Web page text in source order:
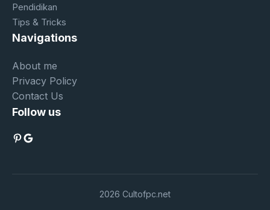
Pendidikan
Tips & Tricks
Navigations
About me
Privacy Policy
Contact Us
Follow us
Pinterest
Google
2026 Cultofpc.net